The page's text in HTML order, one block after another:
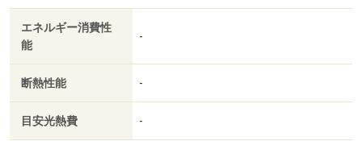
貸保証等：加入要（初回保証料３５，０００円、月額保証
料賃料等総額の１％＋８００円）・維持費等：自治会費２
００円／月・収納はシューズボックス・クロゼットなど豊
時にはＴＶインターホンを使用して訪問者の顔を確認する
ことができます。こちらの物件はアパートです。・駐輪
場：有・仲介手数料：１．１ヶ月/ルームクリーニング
エネルギー消費性
能
-
断熱性能 -
目安光熱費 -